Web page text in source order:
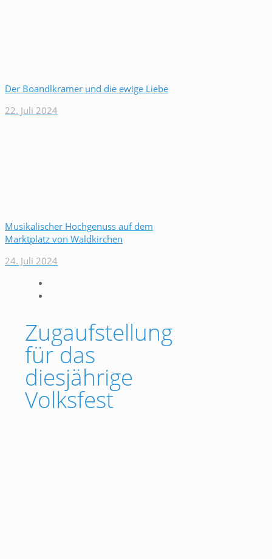
Der Boandlkramer und die ewige Liebe
22. Juli 2024
Musikalischer Hochgenuss auf dem
Marktplatz von Waldkirchen
24. Juli 2024
Zugaufstellung
für das
diesjährige
Volksfest